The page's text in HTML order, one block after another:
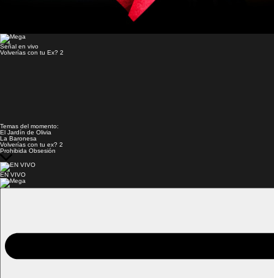
Señal en vivo
Volverías con tu Ex? 2
Temas del momento:
El Jardín de Olivia
La Baronesa
Volverías con tu ex? 2
Prohibida Obsesión
EN VIVO